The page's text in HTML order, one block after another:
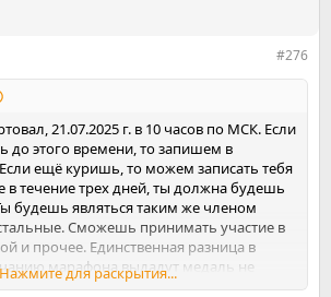
#276
21.07.2025 г. в 10 часов по МСК. Если
до этого времени, то запишем в
ещё куришь, то можем записать тебя
в течение трех дней, ты должна будешь
будешь являться таким же членом
Сможешь принимать участие в
и прочее. Единственная разница в
марафона выдадут медаль не
Ожидаем твой ответ.
Нажмите для раскрытия...